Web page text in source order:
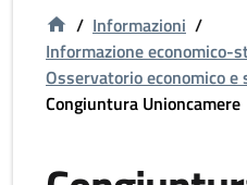
/ Informazioni /
Informazione economico-
Osservatorio economico e
Congiuntura Unioncamere